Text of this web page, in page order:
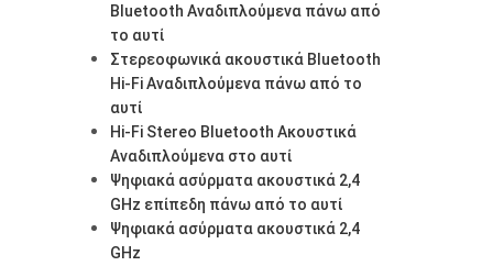
Bluetooth Αναδιπλούμενα πάνω από
το αυτί
Στερεοφωνικά ακουστικά Bluetooth
Hi-Fi Αναδιπλούμενα πάνω από το
αυτί
Hi-Fi Stereo Bluetooth Ακουστικά
Αναδιπλούμενα στο αυτί
Ψηφιακά ασύρματα ακουστικά 2,4
GHz επίπεδη πάνω από το αυτί
Ψηφιακά ασύρματα ακουστικά 2,4
GHz